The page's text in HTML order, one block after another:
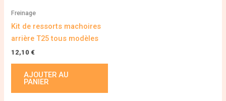
Freinage
Kit de ressorts machoires
arrière T25 tous modèles
12,10 €
AJOUTER AU
PANIER